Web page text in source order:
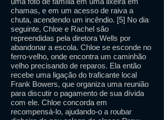
chamas, e em um acesso de raiva a
chuta, acendendo um incêndio. [5] No dia
seguinte, Chloe e Rachel são
repreendidas pela diretora Wells por
abandonar a escola. Chloe se esconde no
ferro-velho, onde encontra um caminhão
velho precisando de reparos. Ela então
recebe uma ligação do traficante local
Frank Bowers, que organiza uma reunião
para discutir o pagamento de sua dívida
com ele. Chloe concorda em
recompensá-lo, ajudando-o a roubar